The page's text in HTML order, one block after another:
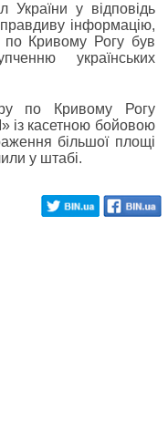
у відповідь
інформацію,
Кривому Рогу був
українських
по Кривому Рогу
із касетною бойовою
більшої площі
у штабі.